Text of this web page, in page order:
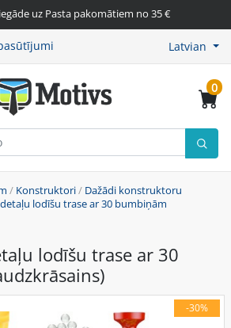
uz Pasta pakomātiem no 35 €
Latvian
0
/ Konstruktori/ Dažādi konstruktoru
lodīšu trase ar 30 bumbiņām
lodīšu trase ar 30
-30%